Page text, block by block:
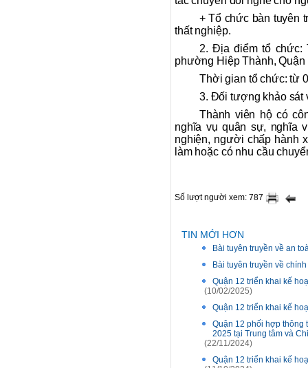
+ Tổ chức bàn tuyên
thất nghiệp.
2. Địa điểm tổ chức:
phường Hiệp Thành, Quận
Thời gian tổ chức: từ
3. Đối tượng khảo sát
Thành viên hộ có
nghĩa vụ quân sự, nghĩa
nghiện, người chấp hành
làm hoặc có nhu cầu
Số lượt người xem: 787
TIN MỚI HƠN
Bài tuyên truyền về an
Bài tuyên truyền về
Quận 12 triển khai kế
(10/02/2025)
Quận 12 triển khai kế
Quận 12 phối hợp thông
2025 tại Trung tâm và
(22/11/2024)
Quận 12 triển khai kế